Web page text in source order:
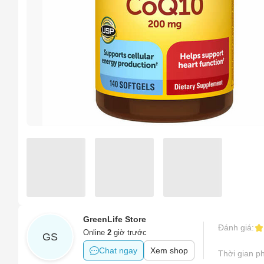
GS
GreenLife Store
Online 2 giờ trước
Chat ngay Xem shop
Đánh giá:
Thời gian
Chọn
Sản
Hàng
Sản
Khác
Email